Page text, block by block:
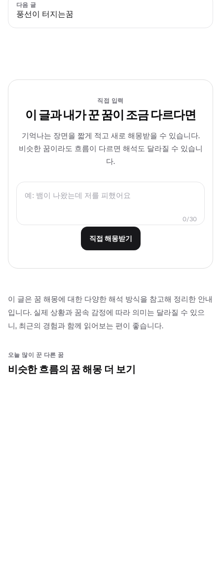
다음 글
풍선이 터지는꿈
직접 입력
이 글과 내가 꾼 꿈이 조금 다르다면
기억나는 장면을 짧게 적고 새로 해몽받을 수 있습니다.
비슷한 꿈이라도 흐름이 다르면 해석도 달라질 수 있습니
다.
0/30
직접 해몽받기
이 글은 꿈 해몽에 대한 다양한 해석 방식을 참고해 정리한 안내
입니다. 실제 상황과 꿈속 감정에 따라 의미는 달라질 수 있으
니, 최근의 경험과 함께 읽어보는 편이 좋습니다.
오늘 많이 꾼 다른 꿈
비슷한 흐름의 꿈 해몽 더 보기